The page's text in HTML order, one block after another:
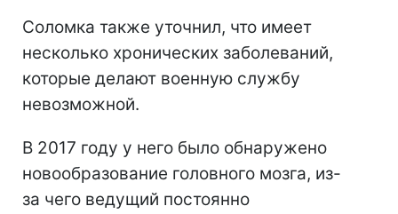
Соломка также уточнил, что имеет
несколько хронических заболеваний,
которые делают военную службу
невозможной.
В 2017 году у него было обнаружено
новообразование головного мозга, из-
за чего ведущий постоянно